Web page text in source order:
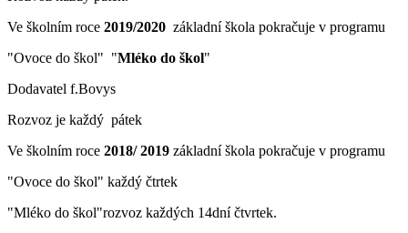
Ve školním roce 2019/2020 základní škola pokračuje v programu
"Ovoce do škol" "Mléko do škol"
Dodavatel f.Bovys
Rozvoz je každý pátek
Ve školním roce 2018/ 2019 základní škola pokračuje v programu
"Ovoce do škol" každý čtrtek
"Mléko do škol"rozvoz každých 14dní čtvrtek.